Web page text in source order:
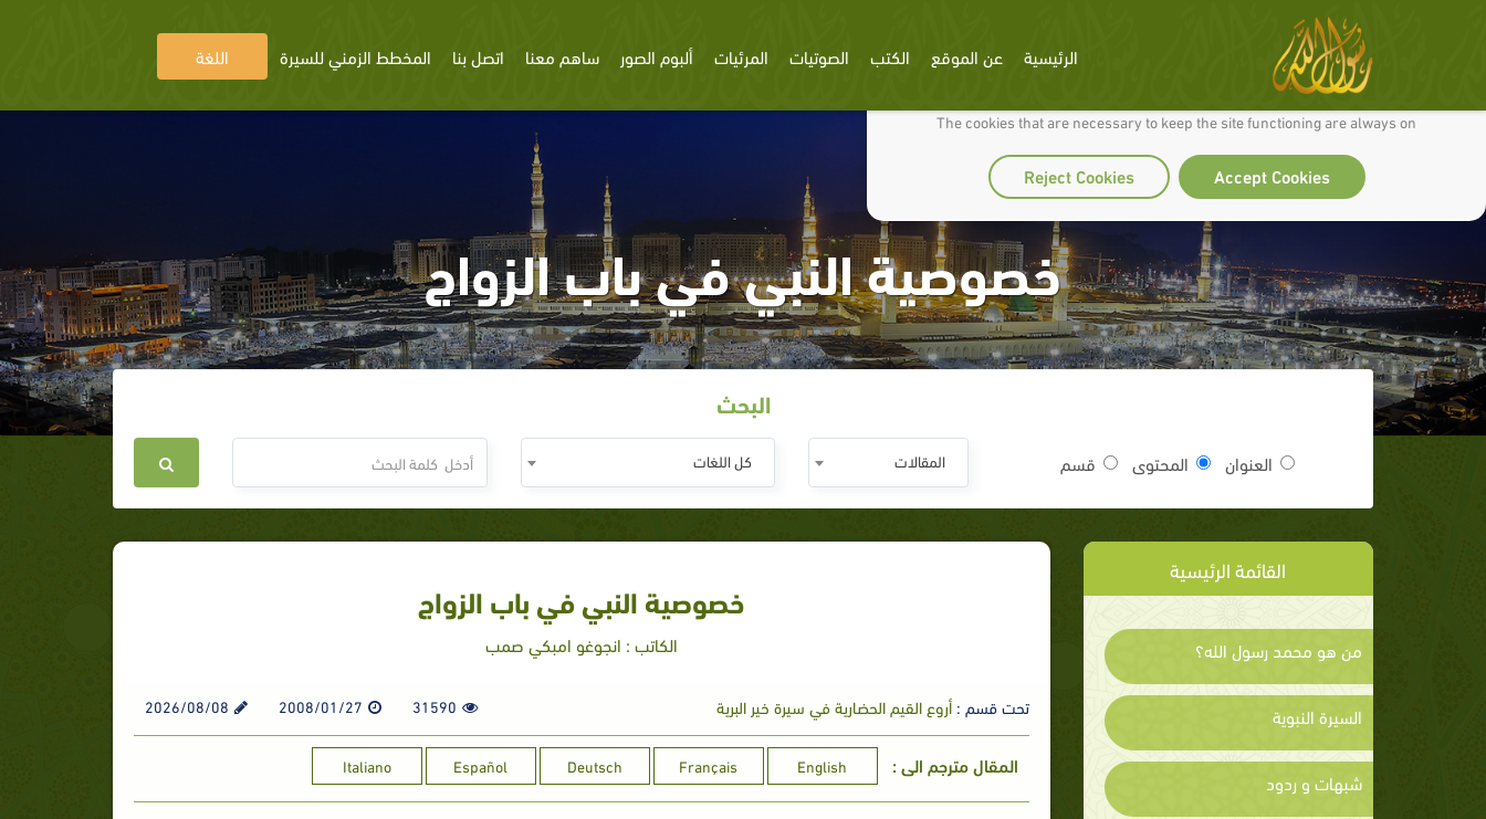
We use cookies to make our site work well for you and so we can continually improve it.
The cookies that are necessary to keep the site functioning are always on
Accept Cookies
Reject Cookies
الرئيسية عن الموقع الكتب الصوتيات المرئيات ألبوم الصور ساهم معنا اتصل بنا المخطط الزمني للسيرة اللغة
خصوصية النبي في باب الزواج
البحث
العنوان المحتوى قسم المقالات كل اللغات
القائمة الرئيسية
من هو محمد رسول الله؟
السيرة النبوية
شبهات و ردود
خصوصية النبي في باب الزواج
الكاتب : انجوغو امبكي صمب
تحت قسم :أروع القيم الحضارية في سيرة خير البرية 31590
2008/01/27
2026/08/08
المقال مترجم الى : English
Français
Deutsch
Español
Italiano